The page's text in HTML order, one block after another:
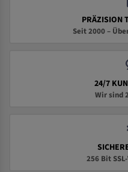
PRÄZISION
Seit 2000 –
24/7
Wir sind
256 Bit